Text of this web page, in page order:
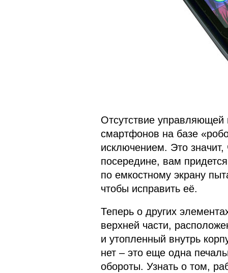
Отсутствие
смартфонов на базе
исключением. Это
посередине, вам
по емкостному экрану
чтобы исправить её.
Теперь о других
верхней части,
и утопленный внутрь
нет – это еще одна
обороты. Узнать о том,